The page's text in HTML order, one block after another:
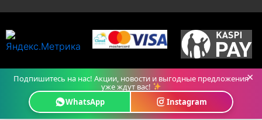
Подпишитесь на нас! Акции, новости и выгодные предложения
уже ждут вас!
WhatsApp
Instagram
×